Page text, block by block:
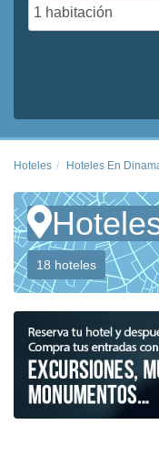
Hoteles Hoteles En
18 hoteles